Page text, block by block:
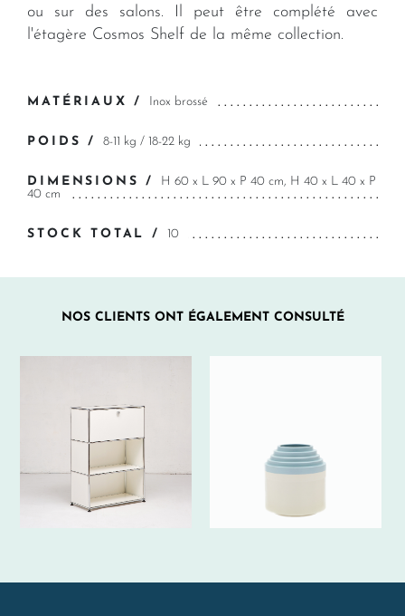
ou sur des salons. Il peut être complété avec
l'étagère Cosmos Shelf de la même collection.
MATÉRIAUX / Inox brossé
POIDS / 8-11 kg / 18-22 kg
DIMENSIONS / H 60 x L 90 x P 40 cm, H 40 x L 40 x P
40 cm
STOCK TOTAL / 10
NOS CLIENTS ONT ÉGALEMENT CONSULTÉ